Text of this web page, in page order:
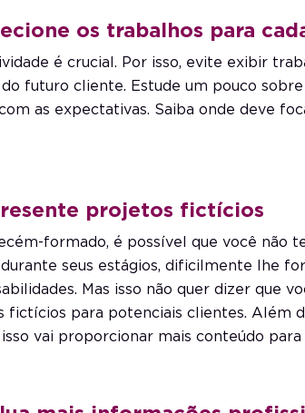
os trabalhos para
é crucial. Por isso, evite exibir
futuro cliente. Estude um pouco
as expectativas. Saiba onde deve
projetos fictícios
formado, é possível que você não
seus estágios, dificilmente lhe
Mas isso não quer dizer que
fictícios para potenciais clientes. Além
vai proporcionar mais conteúdo